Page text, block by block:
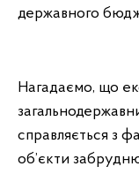
державного
Нагадаємо, що
справляється з
об’єкти